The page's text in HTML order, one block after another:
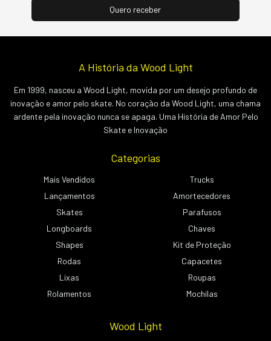
A História da Wood Light
Em 1999, nasceu a Wood Light, movida por um desejo profundo de
inovação e amor pelo skate. No coração da Wood Light, uma chama
ardente pela inovação nunca se apaga. Uma História de Amor Pelo
Skate e Inovação
Categorias
Mais Vendidos
Lançamentos
Skates
Longboards
Shapes
Rodas
Lixas
Rolamentos
Trucks
Amortecedores
Parafusos
Chaves
Kit de Proteção
Capacetes
Roupas
Mochilas
Wood Light